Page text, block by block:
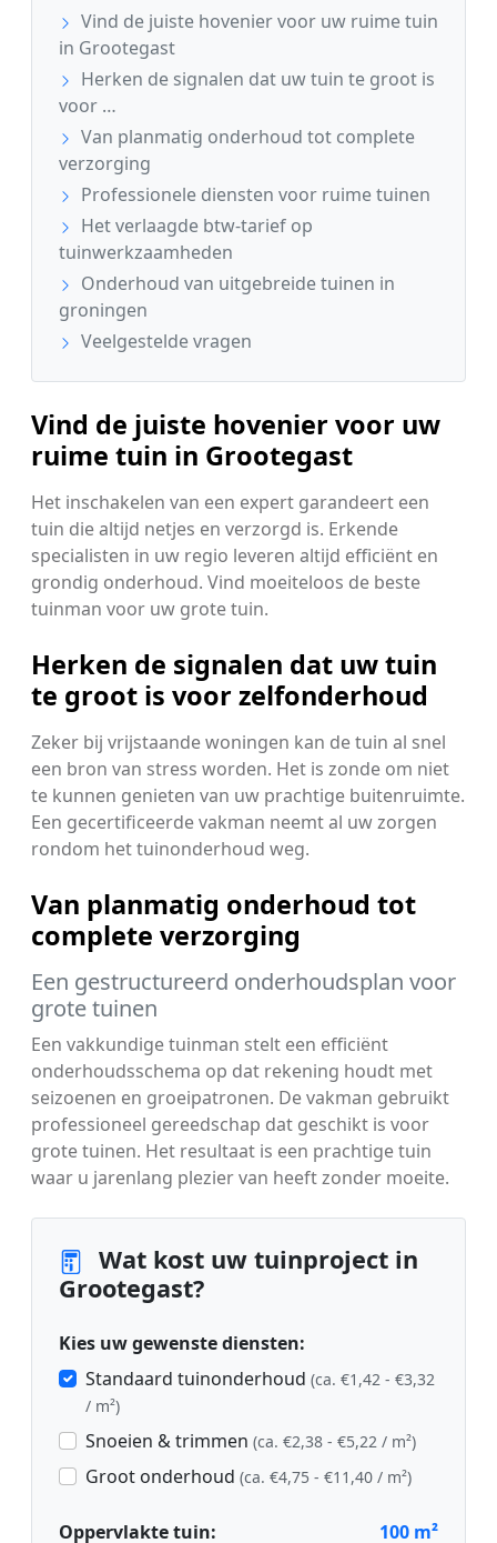
Vind de juiste hovenier voor uw ruime tuin
in Grootegast
Herken de signalen dat uw tuin te groot is
voor …
Van planmatig onderhoud tot complete
verzorging
Professionele diensten voor ruime tuinen
Het verlaagde btw-tarief op
tuinwerkzaamheden
Onderhoud van uitgebreide tuinen in
groningen
Veelgestelde vragen
Vind de juiste hovenier voor uw
ruime tuin in Grootegast
Het inschakelen van een expert garandeert een
tuin die altijd netjes en verzorgd is. Erkende
specialisten in uw regio leveren altijd efficiënt en
grondig onderhoud. Vind moeiteloos de beste
tuinman voor uw grote tuin.
Herken de signalen dat uw tuin
te groot is voor zelfonderhoud
Zeker bij vrijstaande woningen kan de tuin al snel
een bron van stress worden. Het is zonde om niet
te kunnen genieten van uw prachtige buitenruimte.
Een gecertificeerde vakman neemt al uw zorgen
rondom het tuinonderhoud weg.
Van planmatig onderhoud tot
complete verzorging
Een gestructureerd onderhoudsplan voor
grote tuinen
Een vakkundige tuinman stelt een efficiënt
onderhoudsschema op dat rekening houdt met
seizoenen en groeipatronen. De vakman gebruikt
professioneel gereedschap dat geschikt is voor
grote tuinen. Het resultaat is een prachtige tuin
waar u jarenlang plezier van heeft zonder moeite.
Wat kost uw tuinproject in
Grootegast?
Kies uw gewenste diensten:
Standaard tuinonderhoud (ca. €1,42 - €3,32
/ m²)
Snoeien & trimmen (ca. €2,38 - €5,22 / m²)
Groot onderhoud (ca. €4,75 - €11,40 / m²)
Oppervlakte tuin: 100 m²